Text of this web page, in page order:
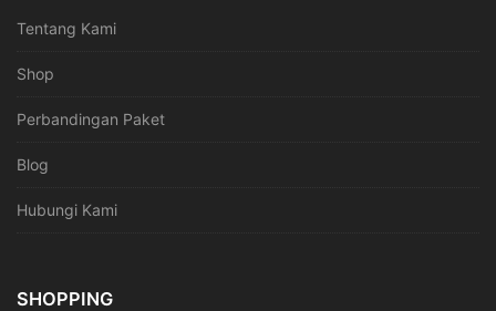
Tentang Kami
Shop
Perbandingan Paket
Blog
Hubungi Kami
SHOPPING